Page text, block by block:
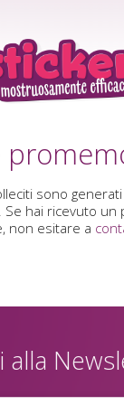
sono
hai ricevuto un
non esitare a
alla